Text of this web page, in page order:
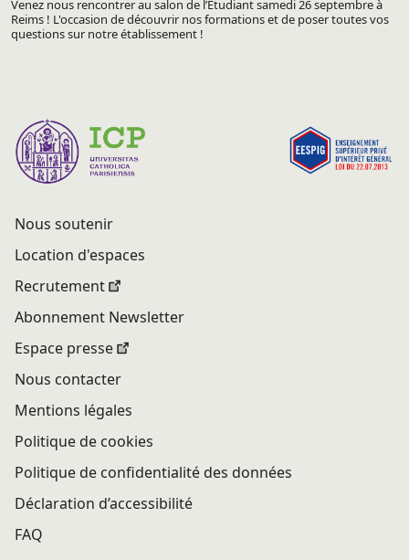
Venez nous rencontrer au salon de l’Étudiant samedi 26 septembre à
Reims ! L'occasion de découvrir nos formations et de poser toutes vos
questions sur notre établissement !
Nous soutenir
Location d'espaces
Recrutement
Abonnement Newsletter
Espace presse
Nous contacter
Mentions légales
Politique de cookies
Politique de confidentialité des données
Déclaration d’accessibilité
FAQ